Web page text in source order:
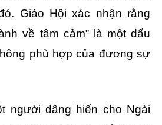
Giáo Hội xác nhận rằng
về tâm cảm” là một dấu
phù hợp của đương sự
người dâng hiến cho Ngài